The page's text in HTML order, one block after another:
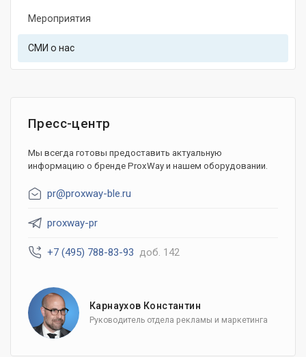
Мероприятия
СМИ о нас
Пресс-центр
Мы всегда готовы предоставить актуальную
информацию о бренде ProxWay и нашем оборудовании.
pr@proxway-ble.ru
proxway-pr
+7 (495) 788-83-93 доб. 142
Карнаухов Константин
Руководитель отдела рекламы и маркетинга